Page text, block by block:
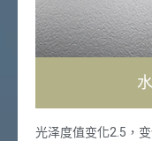
光泽度值变化2.5，